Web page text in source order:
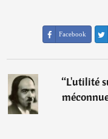
Facebook
“L'utilité